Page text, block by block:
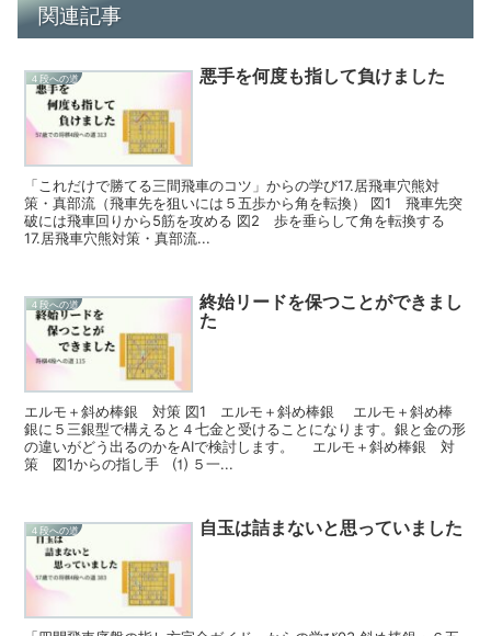
関連記事
４段への道 悪手を何度も指して負けました
「これだけで勝てる三間飛車のコツ」からの学び17.居飛車穴熊対
策・真部流（飛車先を狙いには５五歩から角を転換） 図1 飛車先突
破には飛車回りから5筋を攻める 図2 歩を垂らして角を転換する
17.居飛車穴熊対策・真部流...
４段への道
終始リードを保つことができまし
た
エルモ＋斜め棒銀 対策 図1 エルモ＋斜め棒銀 エルモ＋斜め棒
銀に５三銀型で構えると４七金と受けることになります。銀と金の形
の違いがどう出るのかをAIで検討します。 エルモ＋斜め棒銀 対
策 図1からの指し手 ⑴ ５一...
４段への道 自玉は詰まないと思っていました